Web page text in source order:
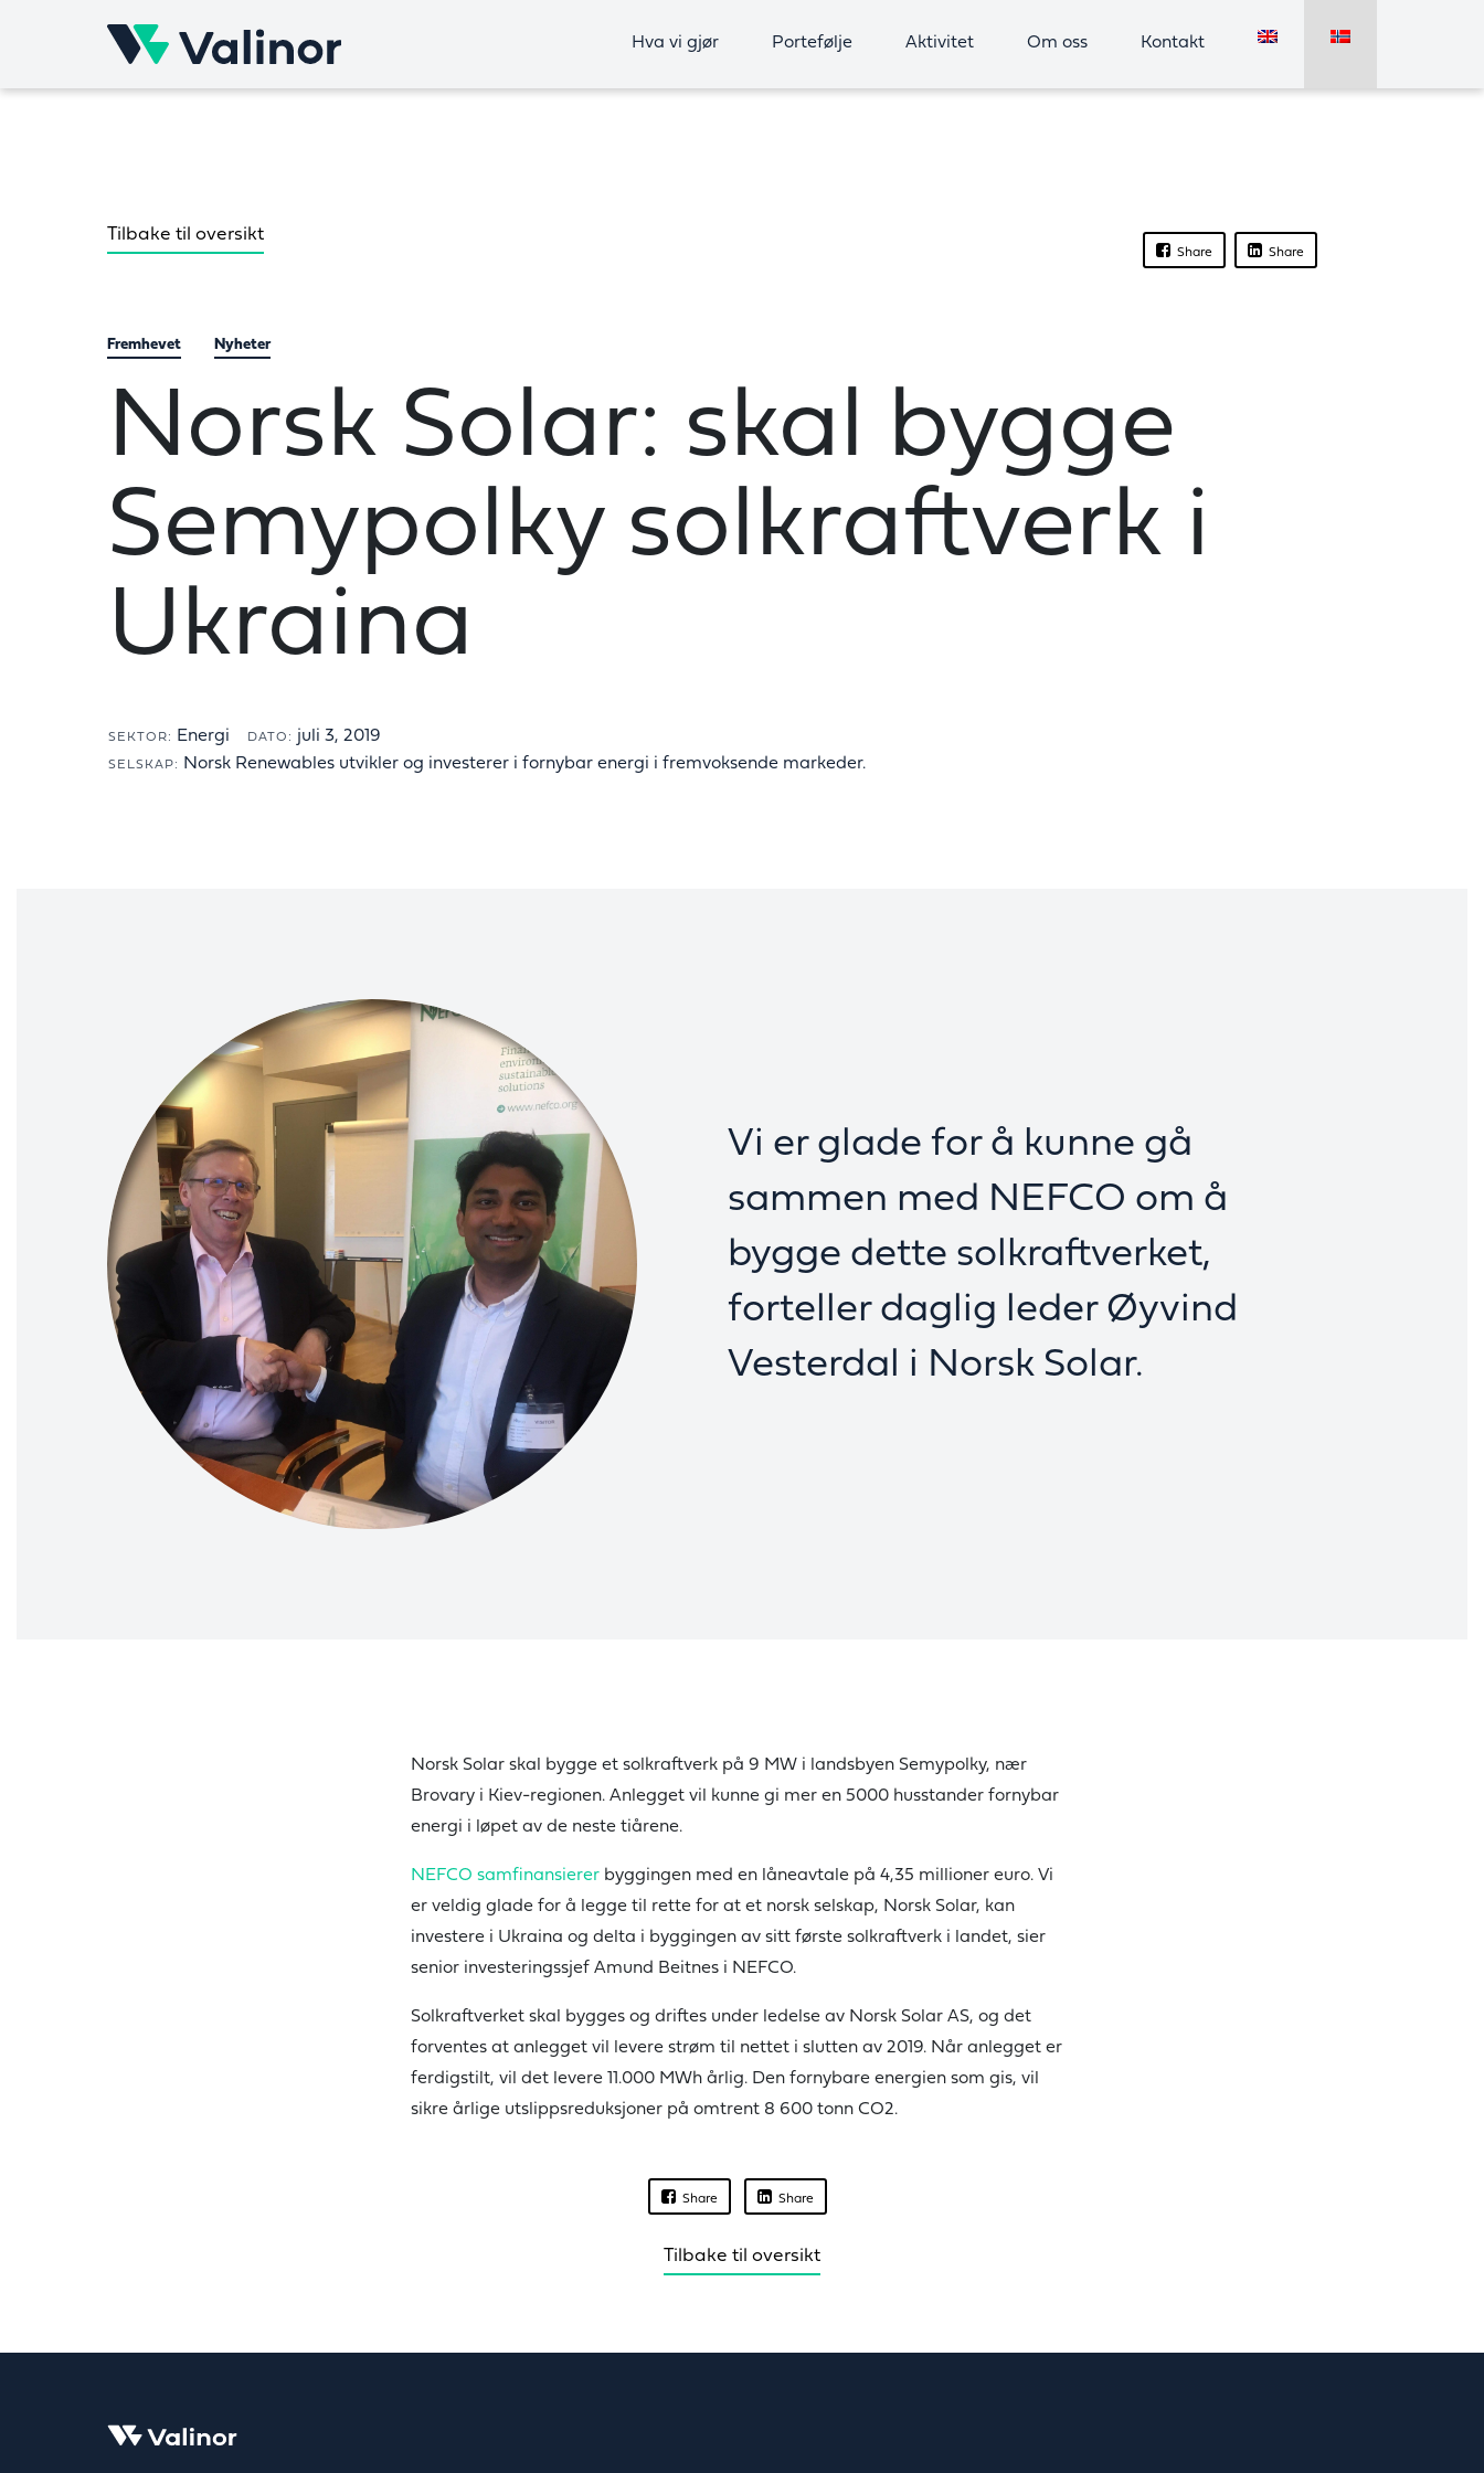
Hva vi gjør Portefølje Aktivitet Om oss Kontakt
Share Share
Tilbake til oversikt
Fremhevet Nyheter
Norsk Solar: skal bygge
Semypolky solkraftverk i
Ukraina
SEKTOR: Energi DATO: juli 3, 2019
SELSKAP: Norsk Renewables utvikler og investerer i fornybar energi i fremvoksende markeder.
Vi er glade for å kunne gå
sammen med NEFCO om å
bygge dette solkraftverket,
forteller daglig leder Øyvind
Vesterdal i Norsk Solar.
Norsk Solar skal bygge et solkraftverk på 9 MW i landsbyen Semypolky, nær
Brovary i Kiev-regionen. Anlegget vil kunne gi mer en 5000 husstander fornybar
energi i løpet av de neste tiårene.
NEFCO samfinansierer byggingen med en låneavtale på 4,35 millioner euro. Vi
er veldig glade for å legge til rette for at et norsk selskap, Norsk Solar, kan
investere i Ukraina og delta i byggingen av sitt første solkraftverk i landet, sier
senior investeringssjef Amund Beitnes i NEFCO.
Solkraftverket skal bygges og driftes under ledelse av Norsk Solar AS, og det
forventes at anlegget vil levere strøm til nettet i slutten av 2019. Når anlegget er
ferdigstilt, vil det levere 11.000 MWh årlig. Den fornybare energien som gis, vil
sikre årlige utslippsreduksjoner på omtrent 8 600 tonn CO2.
Share Share
Tilbake til oversikt